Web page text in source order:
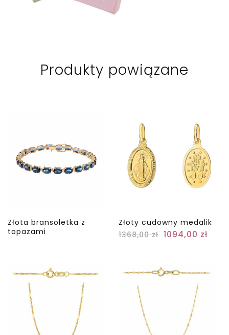
Produkty powiązane
Złota bransoletka z
topazami
Złoty cudowny medalik
1368,00zł 1094,00 zł